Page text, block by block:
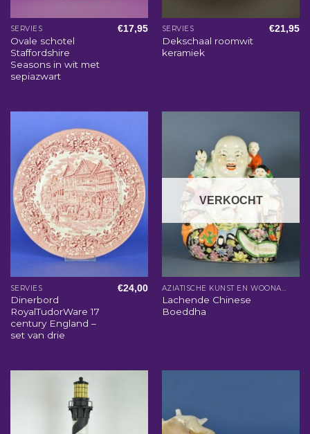
SERVIES
Ovale schotel
Staffordshire
Seasons in wit met
sepiazwart
€17,95 SERVIES
Dekschaal roomwit
keramiek
€21,95
SERVIES
Dinerbord
RoyalTudorWare 17
century England –
set van drie
€24,00
VERKOCHT
Lachende Chinese
Boeddha